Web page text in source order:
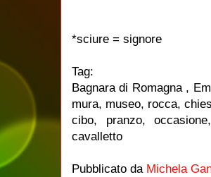
*sciure = signore
Tag:
Bagnara di Romagna ,
mura, museo, rocca,
cibo, pranzo,
cavalletto
Pubblicato da Michela